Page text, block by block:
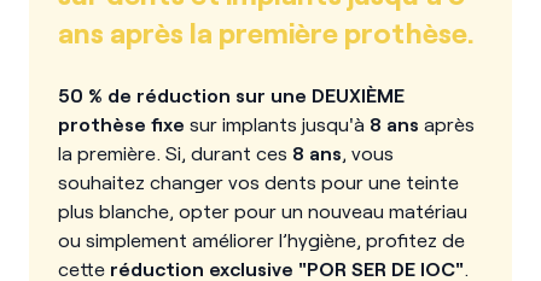
ans après la première prothèse.
50 % de réduction sur une DEUXIÈME
prothèse fixe sur implants jusqu'à 8 ans après
la première. Si, durant ces 8 ans , vous
souhaitez changer vos dents pour une teinte
plus blanche, opter pour un nouveau matériau
ou simplement améliorer l’hygiène, profitez de
cette réduction exclusive "POR SER DE IOC"